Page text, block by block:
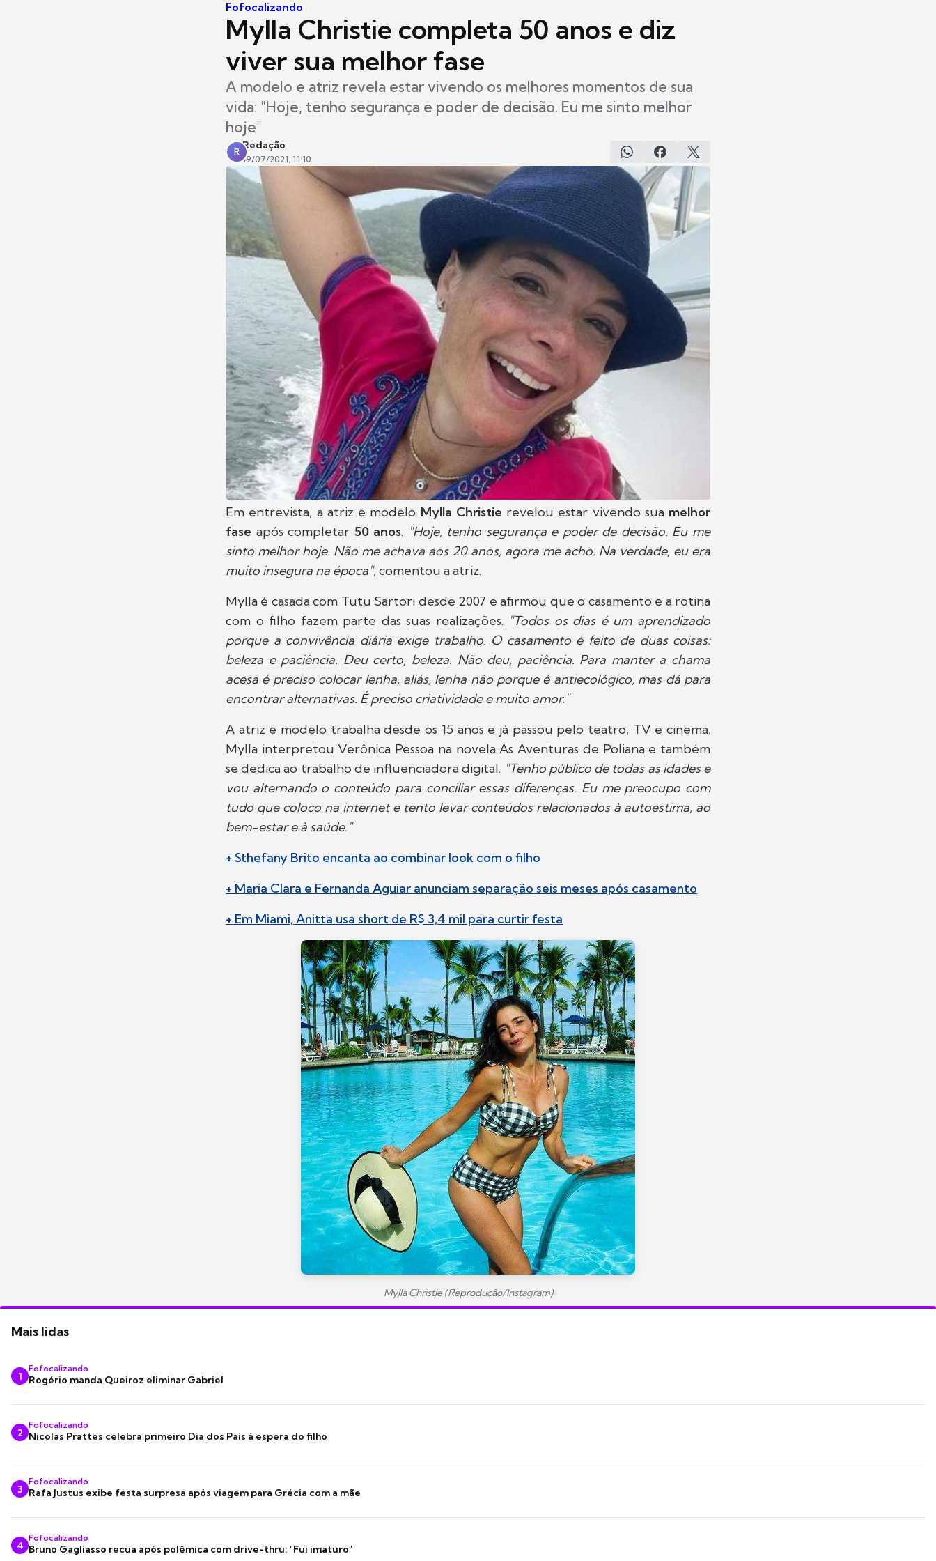
Fofocalizando
Mylla Christie completa 50 anos e diz
viver sua melhor fase
A modelo e atriz revela estar vivendo os melhores momentos de sua
vida: "Hoje, tenho segurança e poder de decisão. Eu me sinto melhor
hoje"
R
Redação
19/07/2021, 11:10
Em entrevista, a atriz e modelo Mylla Christie revelou estar vivendo sua melhor
fase após completar 50 anos. "Hoje, tenho segurança e poder de decisão. Eu me
sinto melhor hoje. Não me achava aos 20 anos, agora me acho. Na verdade, eu era
muito insegura na época", comentou a atriz.
Mylla é casada com Tutu Sartori desde 2007 e afirmou que o casamento e a rotina
com o filho fazem parte das suas realizações. "Todos os dias é um aprendizado
porque a convivência diária exige trabalho. O casamento é feito de duas coisas:
beleza e paciência. Deu certo, beleza. Não deu, paciência. Para manter a chama
acesa é preciso colocar lenha, aliás, lenha não porque é antiecológico, mas dá para
encontrar alternativas. É preciso criatividade e muito amor."
A atriz e modelo trabalha desde os 15 anos e já passou pelo teatro, TV e cinema.
Mylla interpretou Verônica Pessoa na novela As Aventuras de Poliana e também
se dedica ao trabalho de influenciadora digital. "Tenho público de todas as idades e
vou alternando o conteúdo para conciliar essas diferenças. Eu me preocupo com
tudo que coloco na internet e tento levar conteúdos relacionados à autoestima, ao
bem-estar e à saúde."
+ Sthefany Brito encanta ao combinar look com o filho
+ Maria Clara e Fernanda Aguiar anunciam separação seis meses após casamento
+ Em Miami, Anitta usa short de R$ 3,4 mil para curtir festa
Mylla Christie (Reprodução/Instagram)
Mais lidas
1
Fofocalizando
Rogério manda Queiroz eliminar Gabriel
2
Fofocalizando
Nicolas Prattes celebra primeiro Dia dos Pais à espera do filho
3
Fofocalizando
Rafa Justus exibe festa surpresa após viagem para Grécia com a mãe
4
Fofocalizando
Bruno Gagliasso recua após polêmica com drive-thru: "Fui imaturo"